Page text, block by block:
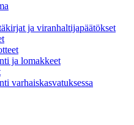
ja viranhaltijapäätökset
ja lomakkeet
varhaiskasvatuksessa